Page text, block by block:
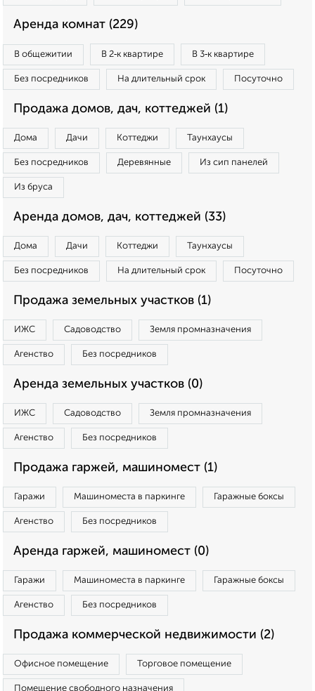
Аренда комнат (229)
В общежитии В 2‑к квартире В 3‑к квартире
Без посредников На длительный срок Посуточно
Продажа домов, дач, коттеджей (1)
Дома Дачи Коттеджи Таунхаусы
Без посредников Деревянные Из сип панелей
Из бруса
Аренда домов, дач, коттеджей (33)
Дома Дачи Коттеджи Таунхаусы
Без посредников На длительный срок Посуточно
Продажа земельных участков (1)
ИЖС Садоводство Земля промназначения
Агенство Без посредников
Аренда земельных участков (0)
ИЖС Садоводство Земля промназначения
Агенство Без посредников
Продажа гаржей, машиномест (1)
Гаражи Машиноместа в паркинге Гаражные боксы
Агенство Без посредников
Аренда гаржей, машиномест (0)
Гаражи Машиноместа в паркинге Гаражные боксы
Агенство Без посредников
Продажа коммерческой недвижимости (2)
Офисное помещение Торговое помещение
Помещение свободного назначения